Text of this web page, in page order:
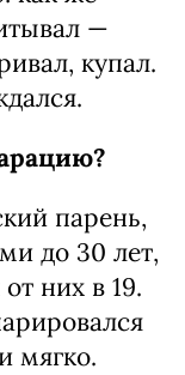
—
купал.
парень,
до 30 лет,
них в 19.
мягко.